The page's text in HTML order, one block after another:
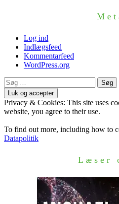
Log ind
Indlægsfeed
Kommentarfeed
WordPress.org
Søg
efter:
Privacy & Cookies: This site uses
website, you agree to their use.
To find out more, including how to
Datapolitik
Læser